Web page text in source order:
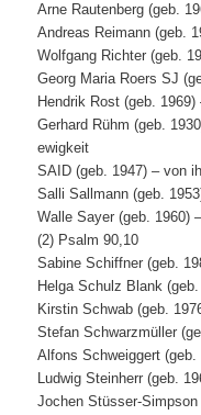
Arne Rautenberg (geb.
Andreas Reimann (geb.
Wolfgang Richter (geb.
Georg Maria Roers SJ
Hendrik Rost (geb. 1969)
Gerhard Rühm (geb.
ewigkeit
SAID (geb. 1947) – von
Salli Sallmann (geb.
Walle Sayer (geb. 1960)
(2) Psalm 90,10
Sabine Schiffner (geb.
Helga Schulz Blank
Kirstin Schwab (geb.
Stefan Schwarzmüller
Alfons Schweiggert
Ludwig Steinherr (geb.
Jochen Stüsser-